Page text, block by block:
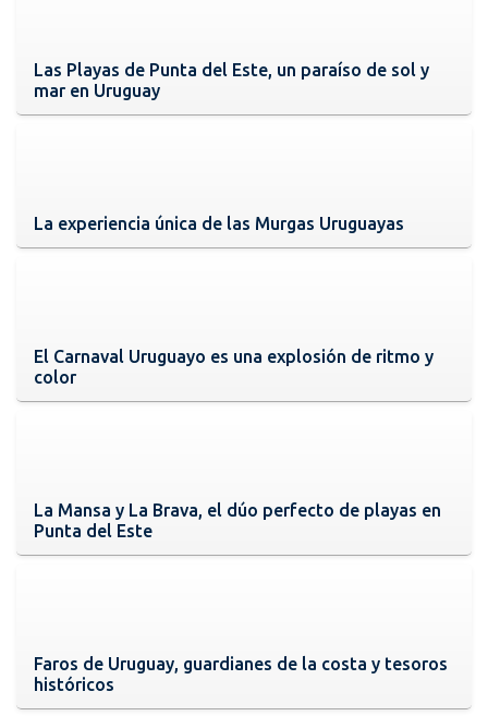
Las Playas de Punta del Este, un paraíso de sol y
mar en Uruguay
La experiencia única de las Murgas Uruguayas
El Carnaval Uruguayo es una explosión de ritmo y
color
La Mansa y La Brava, el dúo perfecto de playas en
Punta del Este
Faros de Uruguay, guardianes de la costa y tesoros
históricos